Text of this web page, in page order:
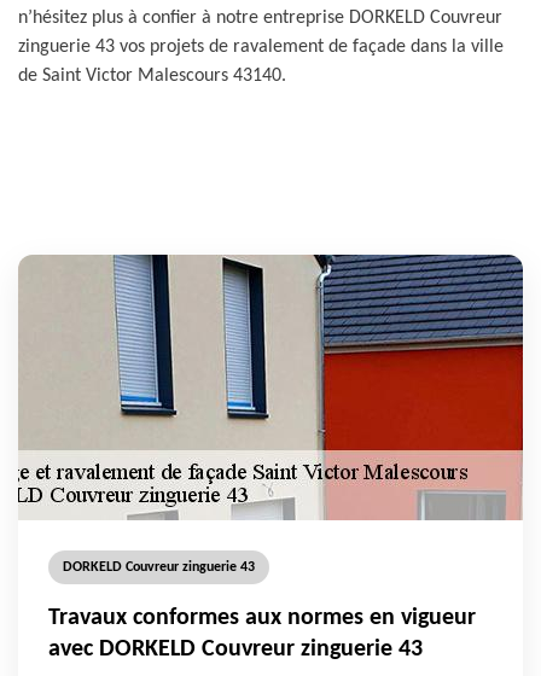
n’hésitez plus à confier à notre entreprise DORKELD Couvreur
zinguerie 43 vos projets de ravalement de façade dans la ville
de Saint Victor Malescours 43140.
DORKELD Couvreur zinguerie 43
Travaux conformes aux normes en vigueur
avec DORKELD Couvreur zinguerie 43